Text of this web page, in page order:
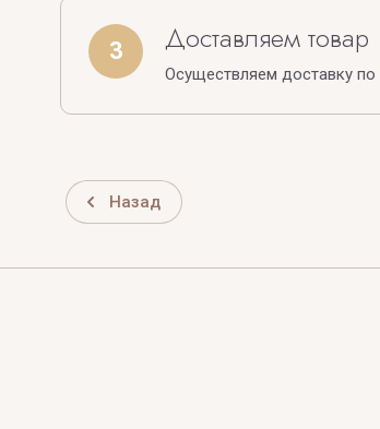
3 Доставляем товар
Осуществляем доставку
Назад